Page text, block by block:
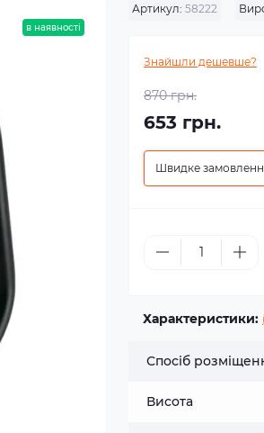
в наявності
Артикул: 58222
Знайшли дешевше?
870 грн.
653 грн.
Швидке
Характеристики:
Спосіб
Висота